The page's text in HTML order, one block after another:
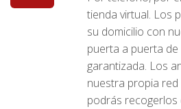
tienda virtual. Los
su domicilio con
puerta a puerta
garantizada. Los
nuestra propia
podrás recogerlos